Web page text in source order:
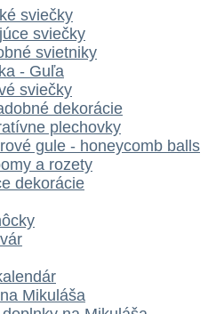
sviečky
sviečky
svietniky
- Guľa
sviečky
dekorácie
plechovky
gule - honeycomb balls
a rozety
dekorácie
Mikuláša